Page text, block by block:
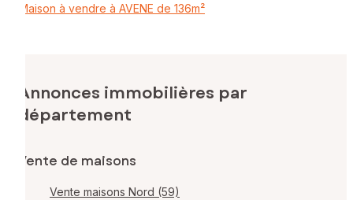
Maison à vendre à AVENE de 136m²
Annonces immobilières par
département
Vente de maisons
Vente maisons Nord (59)